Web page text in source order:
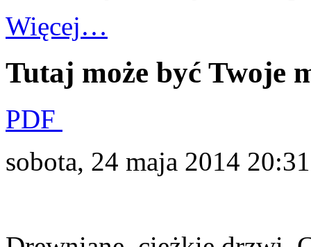
Więcej…
Tutaj może być Twoje
PDF
sobota, 24 maja 2014 20:31